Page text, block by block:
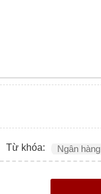
Từ khóa: Ngân